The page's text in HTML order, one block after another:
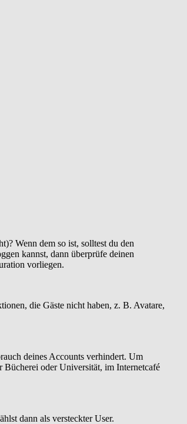
Wenn dem so ist, solltest du den
kannst, dann überprüfe deinen
vorliegen.
die Gäste nicht haben, z. B. Avatare,
deines Accounts verhindert. Um
Bücherei oder Universität, im Internetcafé
dann als versteckter User.